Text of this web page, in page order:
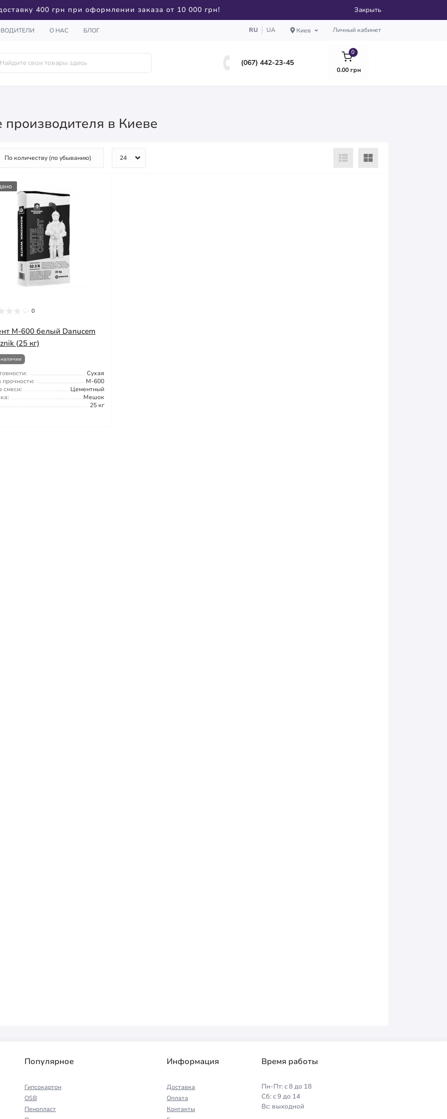
400 грн при оформлении заказа от 10 000 грн! Закрыть
О НАС БЛОГ RU UA Киев Личный кабинет
(067) 442-23-45
0
0.00 грн
производителя в Киеве
0
М-600 белый Danucem
(25 кг)
Сухая
М-600
смеси:
Цементный
Мешок
25 кг
Популярное
Гипсокартон
OSB
Пенопласт
Информация
Доставка
Оплата
Контакты
Время работы
Пн-Пт: с 8 до 18
Сб: с 9 до 14
Вс: выходной